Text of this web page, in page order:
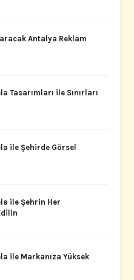
Antalya Reklam
Tasarımları ile Sınırları
ile Şehirde Görsel
ile Şehrin Her
ile Markanıza Yüksek